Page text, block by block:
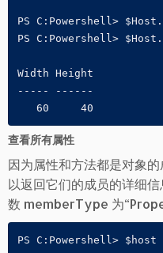
PS C:Powershell>
PS C:Powershell>
Width Height
----- ------
   60     40
查看所有属性
因为属性和方法都是对象
以返回它们的成员的详细
数 memberType 为
PS C:Powershell> $host